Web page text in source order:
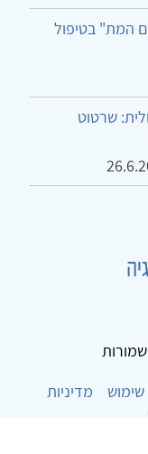
המת" בטיפול
שרטוט
מדיניות